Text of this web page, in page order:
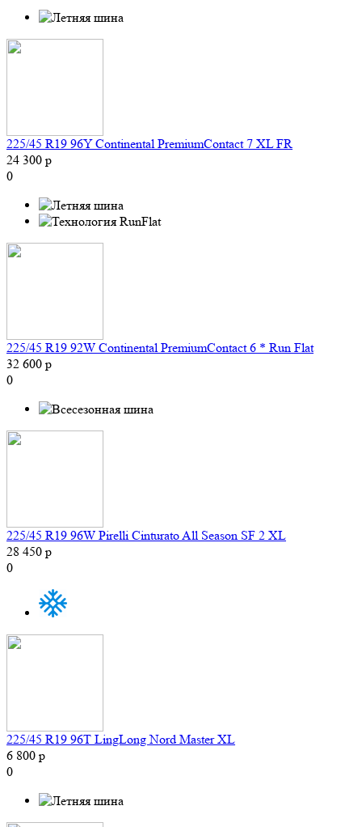
225/45 R19 96Y Continental PremiumContact 7 XL FR
24 300 р
0
225/45 R19 92W Continental PremiumContact 6 * Run Flat
32 600 р
0
225/45 R19 96W Pirelli Cinturato All Season SF 2 XL
28 450 р
0
225/45 R19 96T LingLong Nord Master XL
6 800 р
0